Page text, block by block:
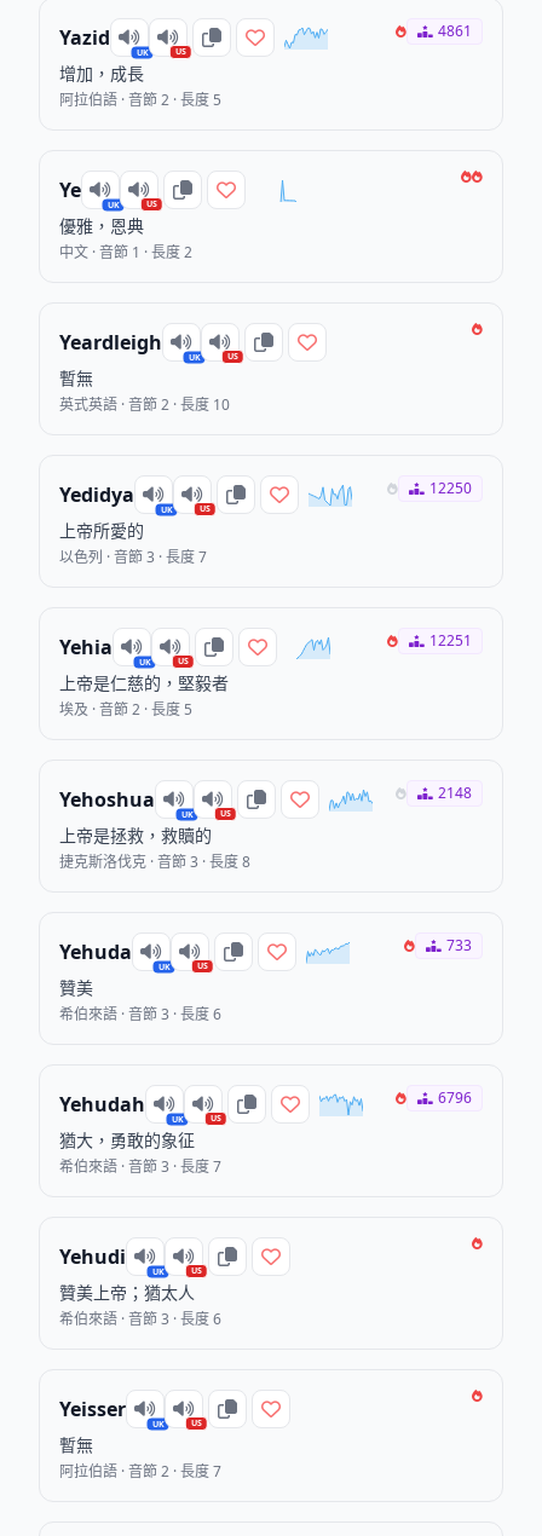
Yazid
UK US
增加，成長
阿拉伯語 · 音節 2 · 長度 5
4861
Ye
UK US
優雅，恩典
中文 · 音節 1 · 長度 2
Yeardleigh
UK US
暫無
英式英語 · 音節 2 · 長度 10
Yedidya
UK US
上帝所愛的
以色列 · 音節 3 · 長度 7
12250
Yehia
UK US
上帝是仁慈的，堅毅者
埃及 · 音節 2 · 長度 5
12251
Yehoshua
UK US
上帝是拯救，救贖的
捷克斯洛伐克 · 音節 3 · 長度 8
2148
Yehuda
UK US
贊美
希伯來語 · 音節 3 · 長度 6
733
Yehudah
UK US
猶大，勇敢的象征
希伯來語 · 音節 3 · 長度 7
6796
Yehudi
UK US
贊美上帝；猶太人
希伯來語 · 音節 3 · 長度 6
Yeisser
UK US
暫無
阿拉伯語 · 音節 2 · 長度 7